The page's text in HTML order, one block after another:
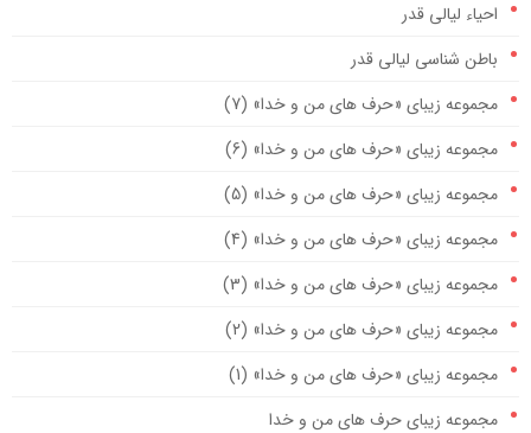
احیاء لیالی قدر
باطن شناسی لیالی قدر
مجموعه زیبای «حرف های من و خدا» (7)
مجموعه زیبای «حرف های من و خدا» (6)
مجموعه زیبای «حرف های من و خدا» (5)
مجموعه زیبای «حرف های من و خدا» (4)
مجموعه زیبای «حرف های من و خدا» (3)
مجموعه زیبای «حرف های من و خدا» (2)
مجموعه زیبای «حرف های من و خدا» (1)
مجموعه زیبای حرف های من و خدا